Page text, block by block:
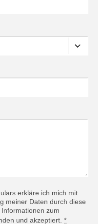
erkläre ich mich mit
meiner Daten durch diese
zum
und akzeptiert. *